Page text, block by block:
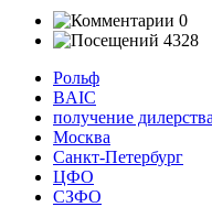
0
4328
Рольф
BAIC
получение дилерства
Москва
Санкт-Петербург
ЦФО
СЗФО